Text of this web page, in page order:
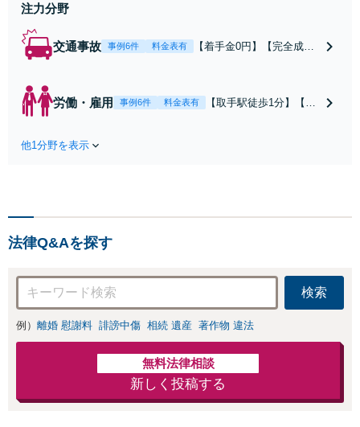
注力分野
交通事故 事例6件 料金表有
【着手金0円】【完全成功
績多数あり！3カ月以内ス
ピード解決／示談金0円→5
労働・雇用 事例6件 料金表有
【取手駅徒歩1分】【オ
談で悩みを解消！使用
応可【相談無料】
他1分野を表示
法律Q&Aを探す
検索
例） 離婚 慰謝料 誹謗中傷 相続 遺産 著作物 違法
無料法律相談
新しく投稿する